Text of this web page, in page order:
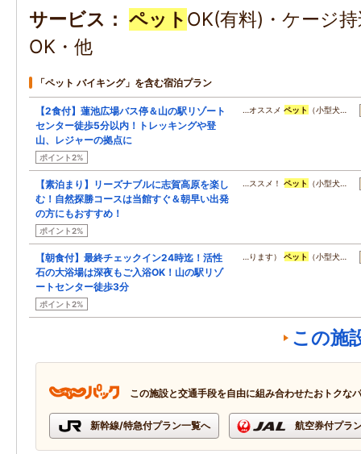
サービス ペット OK(有料)・ケージ
OK・他
「ペット バイキング」を含む宿泊プラン
【2食付】蓮池広場バス停＆山の駅リゾート
センター徒歩5分以内！トレッキングや登
山、レジャーの拠点に
ポイント2%
…オススメペット （小型犬…
【素泊まり】リーズナブルに志賀高原を楽し
む！自然探勝コースは当館すぐ＆朝早い出発
の方にもおすすめ！
ポイント2%
…ススメ！ペット （小型犬…
【朝食付】最終チェックイン24時迄！活性
石の大浴場は深夜もご入浴OK！山の駅リゾ
ートセンター徒歩3分
ポイント2%
…ります）ペット （小型犬…
この施
この施設と交通手段を自由に組み合わせたおトクな
新幹線/特急付プラン一覧へ 航空券付プラ